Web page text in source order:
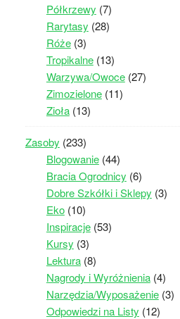
Półkrzewy (7)
Rarytasy (28)
Róże(3)
Tropikalne(13)
Warzywa/Owoce(27)
Zimozielone(11)
Zioła(13)
Zasoby (233)
Blogowanie(44)
Bracia Ogrodnicy (6)
Dobre Szkółki i Sklepy (3)
Eko(10)
Inspiracje(53)
Kursy (3)
Lektura(8)
Nagrody i Wyróżnienia(4)
Narzędzia/Wyposażenie(3)
Odpowiedzi na Listy (12)